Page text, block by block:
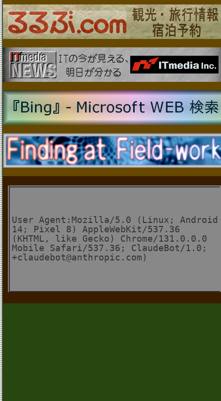
User Agent:Mozilla/5.0 (Linux; Android
14; Pixel 8) AppleWebKit/537.36
(KHTML, like Gecko) Chrome/131.0.0.0
Mobile Safari/537.36; ClaudeBot/1.0;
+claudebot@anthropic.com)